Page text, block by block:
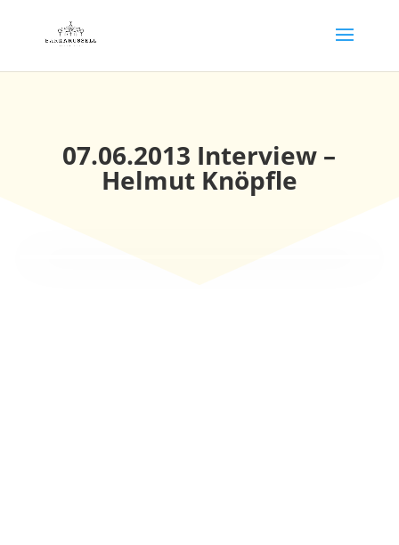
07.06.2013 Interview –
Helmut Knöpfle